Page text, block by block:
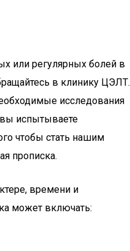
или регулярных болей в
в клинику ЦЭЛТ.
исследования
вы испытываете
чтобы стать нашим
прописка.
времени и
может включать: